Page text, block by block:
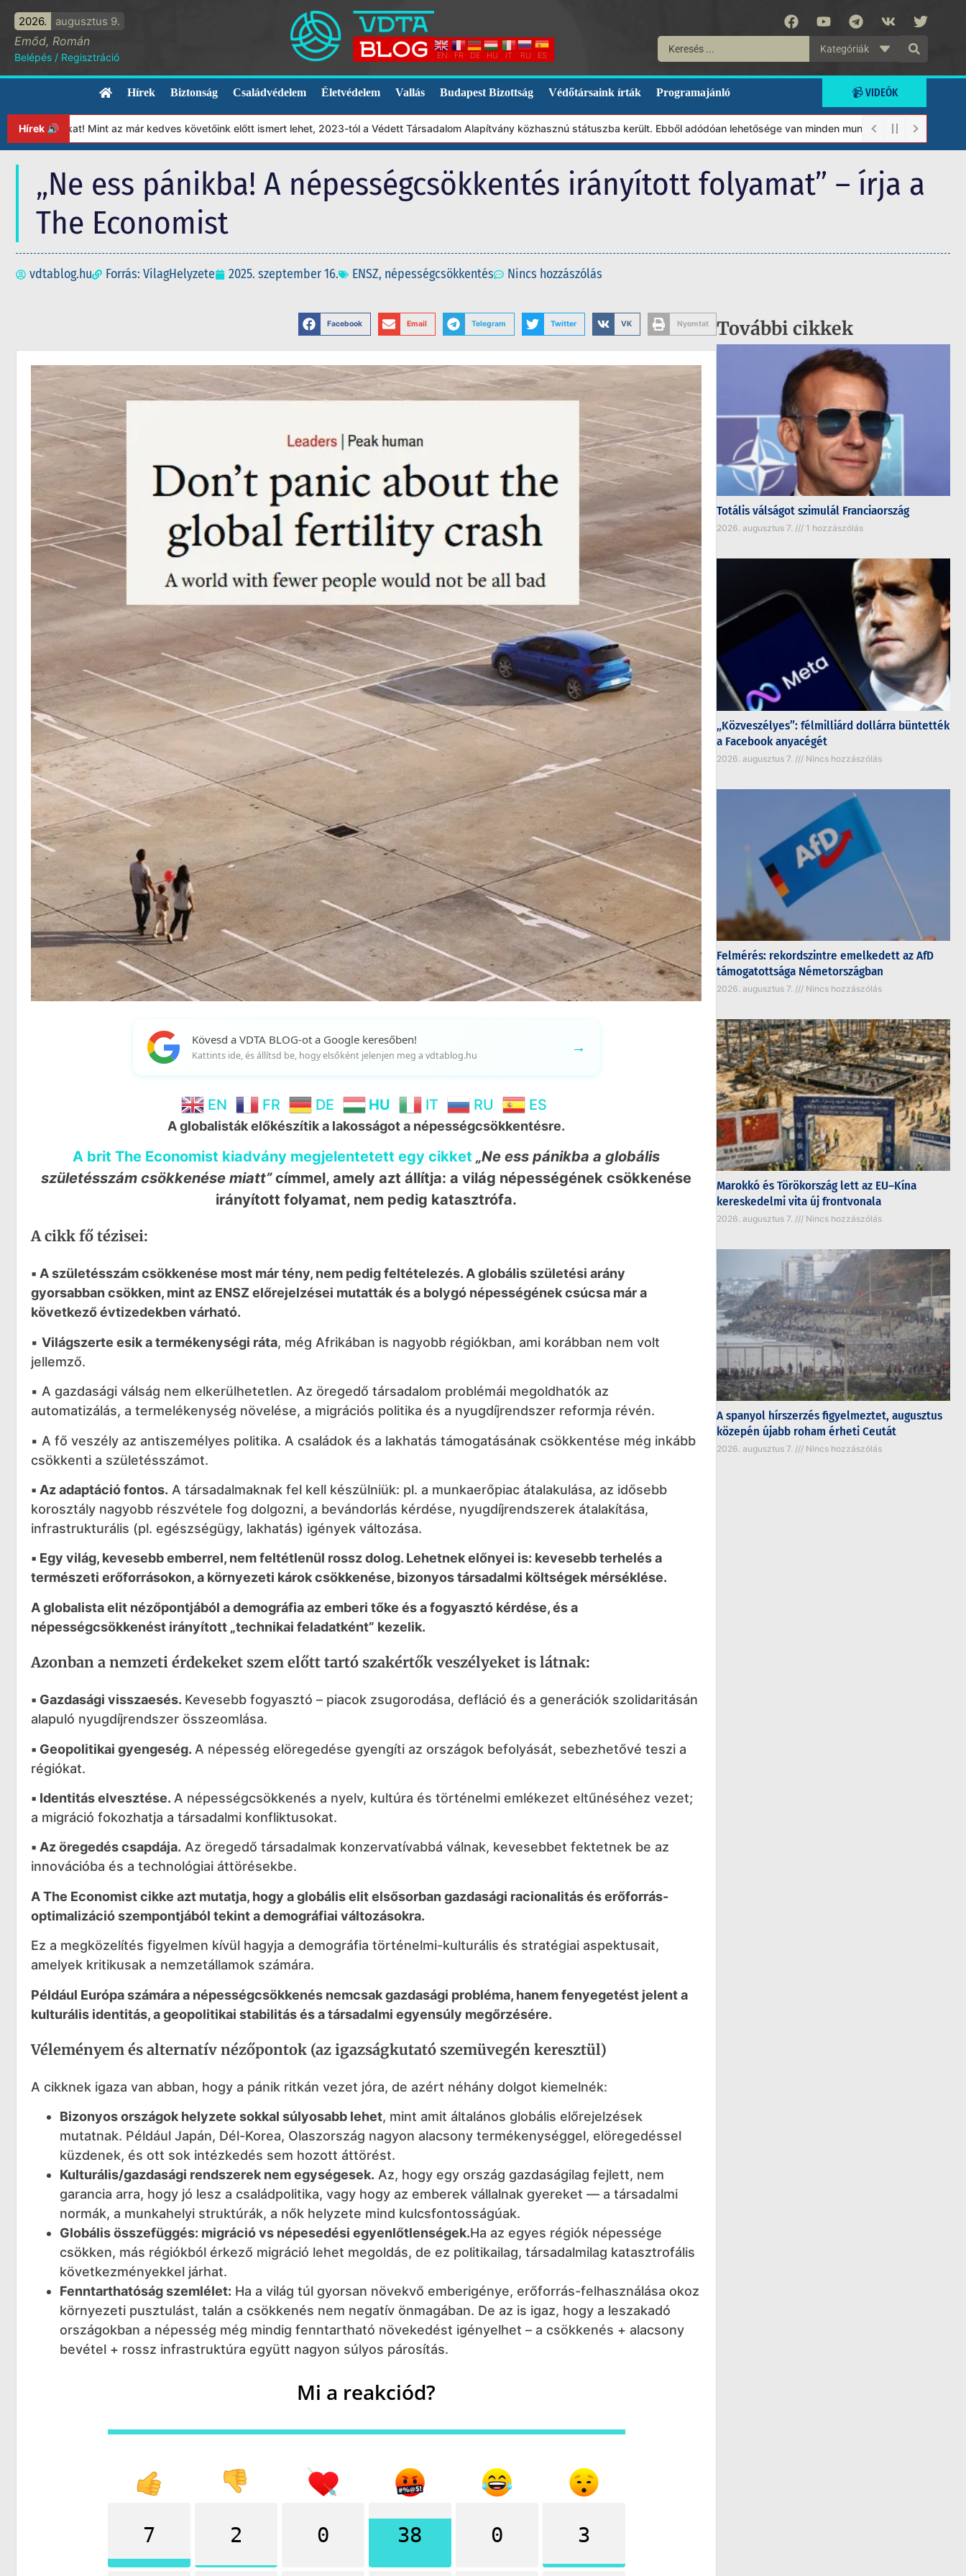
2026. augusztus 9.
Emőd, Román
Belépés / Regisztráció EN FR DE HU IT RU ES
Kategóriák
Hírek Biztonság Családvédelem Életvédelem Vallás Budapest Bizottság Védőtársaink írták Programajánló 📹 VIDEÓK
Hírek 🔊Mint az már kedves követőink előtt ismert lehet, 2023-tól a Védett Társadalom Alapítvány közhasznú státuszba került. Ebből adódóan lehetősége van minden munkánkat segíteni kívánó
„Ne ess pánikba! A népességcsökkentés irányított folyamat” – írja a
The Economist
vdtablog.hu Forrás: VilagHelyzete 2025. szeptember 16. ENSZ, népességcsökkentés Nincs hozzászólás
Facebook Email Telegram Twitter VK Nyomtat
Kövesd a VDTA BLOG-ot a Google keresőben!
Kattints ide, és állítsd be, hogy elsőként jelenjen meg a vdtablog.hu →
EN FR DE HU IT RU ES
A globalisták előkészítik a lakosságot a népességcsökkentésre.
A brit The Economist kiadvány megjelentetett egy cikket „Ne ess pánikba a globális
születésszám csökkenése miatt”címmel, amely azt állítja: a világ népességének csökkenése
irányított folyamat, nem pedig katasztrófa.
A cikk fő tézisei:
▪️ A születésszám csökkenése most már tény, nem pedig feltételezés. A globális születési arány
gyorsabban csökken, mint az ENSZ előrejelzései mutatták és a bolygó népességének csúcsa már a
következő évtizedekben várható.
▪️ Világszerte esik a termékenységi ráta, még Afrikában is nagyobb régiókban, ami korábban nem volt
jellemző.
▪️ A gazdasági válság nem elkerülhetetlen. Az öregedő társadalom problémái megoldhatók az
automatizálás, a termelékenység növelése, a migrációs politika és a nyugdíjrendszer reformja révén.
▪️ A fő veszély az antiszemélyes politika. A családok és a lakhatás támogatásának csökkentése még inkább
csökkenti a születésszámot.
▪️ Az adaptáció fontos. A társadalmaknak fel kell készülniük: pl. a munkaerőpiac átalakulása, az idősebb
korosztály nagyobb részvétele fog dolgozni, a bevándorlás kérdése, nyugdíjrendszerek átalakítása,
infrastrukturális (pl. egészségügy, lakhatás) igények változása.
▪️ Egy világ, kevesebb emberrel, nem feltétlenül rossz dolog. Lehetnek előnyei is: kevesebb terhelés a
természeti erőforrásokon, a környezeti károk csökkenése, bizonyos társadalmi költségek mérséklése.
A globalista elit nézőpontjából a demográfia az emberi tőke és a fogyasztó kérdése, és a
népességcsökkenést irányított „technikai feladatként” kezelik.
Azonban a nemzeti érdekeket szem előtt tartó szakértők veszélyeket is látnak:
▪️ Gazdasági visszaesés. Kevesebb fogyasztó – piacok zsugorodása, defláció és a generációk szolidaritásán
alapuló nyugdíjrendszer összeomlása.
▪️ Geopolitikai gyengeség. A népesség elöregedése gyengíti az országok befolyását, sebezhetővé teszi a
régiókat.
▪️ Identitás elvesztése. A népességcsökkenés a nyelv, kultúra és történelmi emlékezet eltűnéséhez vezet;
a migráció fokozhatja a társadalmi konfliktusokat.
▪️ Az öregedés csapdája. Az öregedő társadalmak konzervatívabbá válnak, kevesebbet fektetnek be az
innovációba és a technológiai áttörésekbe.
A The Economist cikke azt mutatja, hogy a globális elit elsősorban gazdasági racionalitás és erőforrás-
optimalizáció szempontjából tekint a demográfiai változásokra.
Ez a megközelítés figyelmen kívül hagyja a demográfia történelmi-kulturális és stratégiai aspektusait,
amelyek kritikusak a nemzetállamok számára.
Például Európa számára a népességcsökkenés nemcsak gazdasági probléma, hanem fenyegetést jelent a
kulturális identitás, a geopolitikai stabilitás és a társadalmi egyensúly megőrzésére.
Véleményem és alternatív nézőpontok (az igazságkutató szemüvegén keresztül)
A cikknek igaza van abban, hogy a pánik ritkán vezet jóra, de azért néhány dolgot kiemelnék:
Bizonyos országok helyzete sokkal súlyosabb lehet, mint amit általános globális előrejelzések
mutatnak. Például Japán, Dél-Korea, Olaszország nagyon alacsony termékenységgel, elöregedéssel
küzdenek, és ott sok intézkedés sem hozott áttörést.
Kulturális/gazdasági rendszerek nem egységesek. Az, hogy egy ország gazdaságilag fejlett, nem
garancia arra, hogy jó lesz a családpolitika, vagy hogy az emberek vállalnak gyereket — a társadalmi
normák, a munkahelyi struktúrák, a nők helyzete mind kulcsfontosságúak.
Globális összefüggés: migráció vs népesedési egyenlőtlenségek.Ha az egyes régiók népessége
csökken, más régiókból érkező migráció lehet megoldás, de ez politikailag, társadalmilag katasztrofális
következményekkel járhat.
Fenntarthatóság szemlélet: Ha a világ túl gyorsan növekvő emberigénye, erőforrás-felhasználása okoz
környezeti pusztulást, talán a csökkenés nem negatív önmagában. De az is igaz, hogy a leszakadó
országokban a népesség még mindig fenntartható növekedést igényelhet – a csökkenés + alacsony
bevétel + rossz infrastruktúra együtt nagyon súlyos párosítás.
Mi a reakciód?
7 2 0 38 0 3
További cikkek
Totális válságot szimulál Franciaország
2026. augusztus 7. 1 hozzászólás
„Közveszélyes”: félmilliárd dollárra büntették
a Facebook anyacégét
2026. augusztus 7. Nincs hozzászólás
Felmérés: rekordszintre emelkedett az AfD
támogatottsága Németországban
2026. augusztus 7. Nincs hozzászólás
Marokkó és Törökország lett az EU–Kína
kereskedelmi vita új frontvonala
2026. augusztus 7. Nincs hozzászólás
A spanyol hírszerzés figyelmeztet, augusztus
közepén újabb roham érheti Ceutát
2026. augusztus 7. Nincs hozzászólás